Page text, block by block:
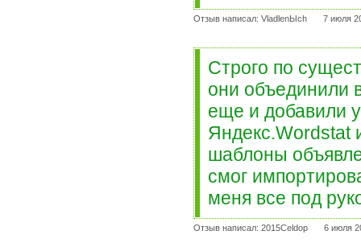
Отзыв написал: VladlenЫch 7 июля
Строго по
они объединили
еще и добавили
Яндекс.Wordstat
шаблоны
смог
меня все под
Отзыв написал: 2015Celdop 6 июля